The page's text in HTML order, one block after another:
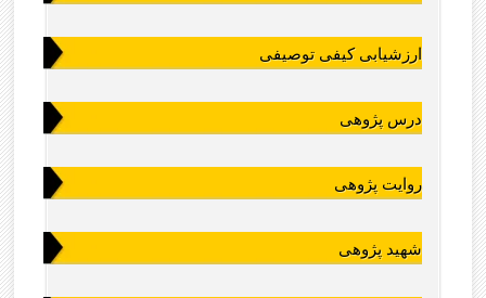
ارزشیابی کیفی توصیفی
درس پژوهی
روایت پژوهی
شهید پژوهی